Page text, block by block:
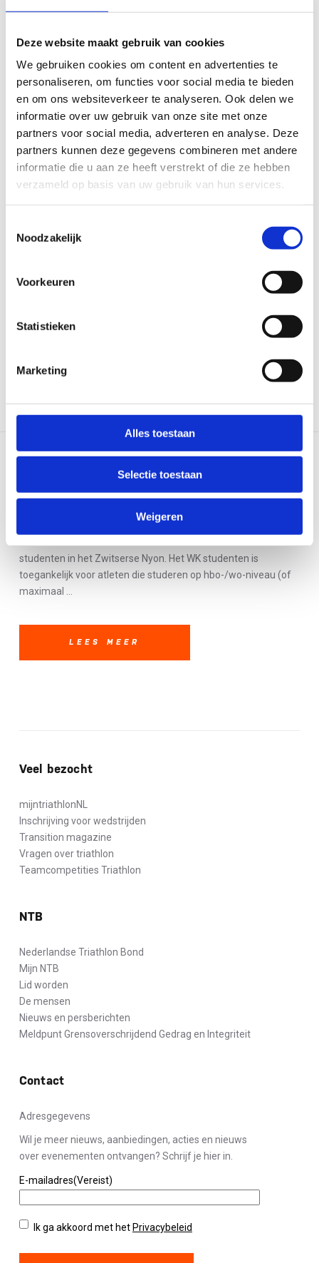
Deze website maakt gebruik van cookies
We gebruiken cookies om content en advertenties te
personaliseren, om functies voor social media te bieden
en om ons websiteverkeer te analyseren. Ook delen we
informatie over uw gebruik van onze site met onze
partners voor social media, adverteren en analyse. Deze
partners kunnen deze gegevens combineren met andere
informatie die u aan ze heeft verstrekt of die ze hebben
verzameld op basis van uw gebruik van hun services.
Noodzakelijk
Voorkeuren
Statistieken
Marketing
Alles toestaan
Selectie toestaan
Weigeren
zijdelings deel uit van mijn takenpakket, maar de sport
geval mijn best doen om alle partijen te verbinden en de
sport sterker te maken.”
Platform Limburg Triathlon wil zoveel mogelijk
Limburgers laten genieten van de triathlonsport. Dit doet
zij – gecoördineerd vanuit de Nederlandse Triathlon
Bond – met alle bij de sport betrokken partijen.
TeamNL Triathlon in Polen voor EK
studenten in het Zwitserse Nyon. Het WK studenten is
toegankelijk voor atleten die studeren op hbo-/wo-niveau (of
maximaal ...
LEES MEER
Veel bezocht
mijntriathlonNL
Inschrijving voor wedstrijden
Transition magazine
Vragen over triathlon
Teamcompetities Triathlon
NTB
Nederlandse Triathlon Bond
Mijn NTB
Lid worden
De mensen
Nieuws en persberichten
Meldpunt Grensoverschrijdend Gedrag en Integriteit
Contact
Adresgegevens
Wil je meer nieuws, aanbiedingen, acties en nieuws
over evenementen ontvangen? Schrijf je hier in.
E-mailadres(Vereist)
Privacybeleid(Vereist)
Ik ga akkoord met het Privacybeleid